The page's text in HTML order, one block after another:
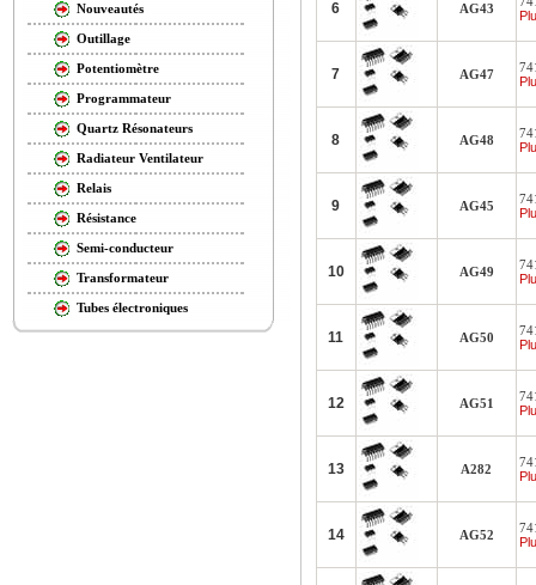
Nouveautés
Outillage
Potentiomètre
Programmateur
Quartz Résonateurs
Radiateur Ventilateur
Relais
Résistance
Semi-conducteur
Transformateur
Tubes électroniques
6 AG43
7 AG47
8 AG48
9 AG45
10 AG49
11 AG50
12 AG51
13 A282
14 AG52